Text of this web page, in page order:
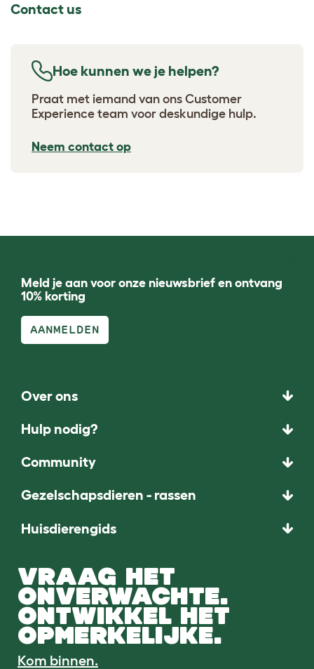
Contact us
Hoe kunnen we je helpen?
Praat met iemand van ons Customer
Experience team voor deskundige hulp.
Neem contact op
Meld je aan voor onze nieuwsbrief en ontvang
10% korting
AANMELDEN
Over ons
Hulp nodig?
Community
Gezelschapsdieren - rassen
Huisdierengids
VRAAG HET
ONVERWACHTE.
ONTWIKKEL HET
OPMERKELIJKE.
Kom binnen.